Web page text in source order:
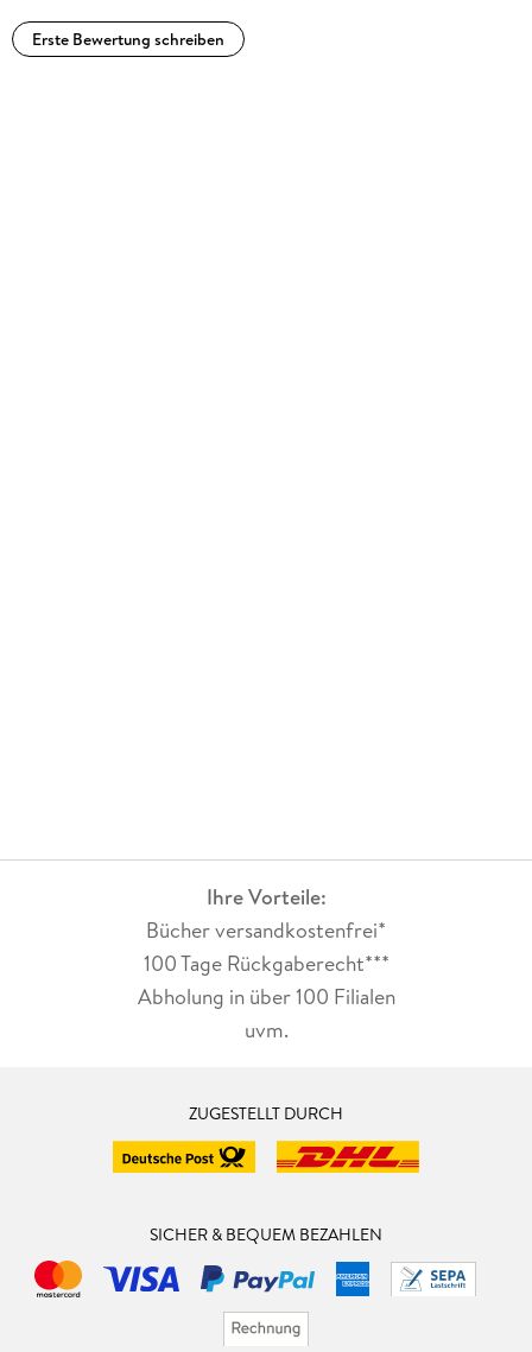
Erste Bewertung schreiben
Ihre Vorteile:
Bücher versandkostenfrei*
100 Tage Rückgaberecht***
Abholung in über 100 Filialen
uvm.
ZUGESTELLT DURCH
SICHER & BEQUEM BEZAHLEN